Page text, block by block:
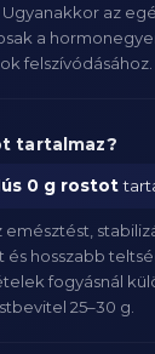
az
a
felszívódásához.
tartalmaz?
0 g rostot
emésztést,
és hosszabb
fogyásnál
25–30 g.